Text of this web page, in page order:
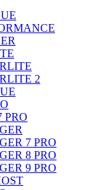
2
PRO
7 PRO
8 PRO
9 PRO